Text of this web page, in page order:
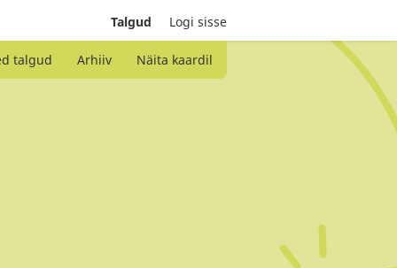
Talgud Logi sisse
talgud Arhiiv Näita kaardil